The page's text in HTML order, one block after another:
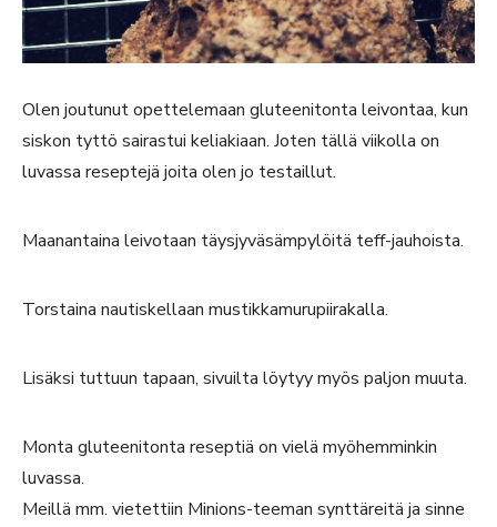
Olen joutunut opettelemaan gluteenitonta leivontaa, kun
siskon tyttö sairastui keliakiaan. Joten tällä viikolla on
luvassa reseptejä joita olen jo testaillut.
Maanantaina leivotaan täysjyväsämpylöitä teff-jauhoista.
Torstaina nautiskellaan mustikkamurupiirakalla.
Lisäksi tuttuun tapaan, sivuilta löytyy myös paljon muuta.
Monta gluteenitonta reseptiä on vielä myöhemminkin
luvassa.
Meillä mm. vietettiin Minions-teeman synttäreitä ja sinne